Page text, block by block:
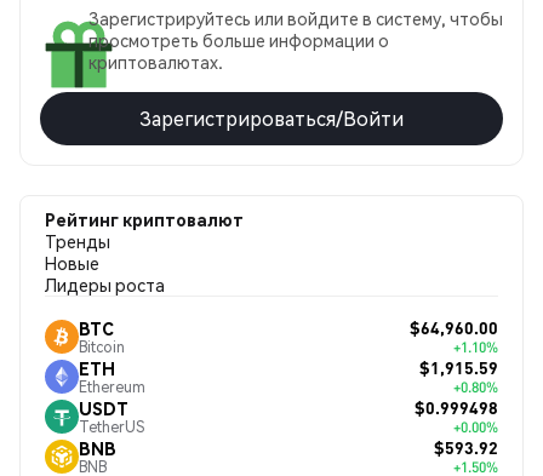
Зарегистрируйтесь или войдите в систему, чтобы
просмотреть больше информации о
криптовалютах.
Зарегистрироваться/Войти
Рейтинг криптовалют
Тренды
Новые
Лидеры роста
BTC
Bitcoin
$64,960.00
+1.10%
ETH
Ethereum
$1,915.59
+0.80%
USDT
TetherUS
$0.999498
+0.00%
BNB
BNB
$593.92
+1.50%